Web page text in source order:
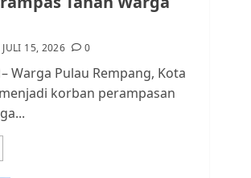
Lingkungan RT/RW
Datangi Pemko Batam,
Warga Rempang Protes
Lahan Mereka Diambil
JULI 15, 2026 0
Warga Pulau Rempang, Kota
korban perampasan